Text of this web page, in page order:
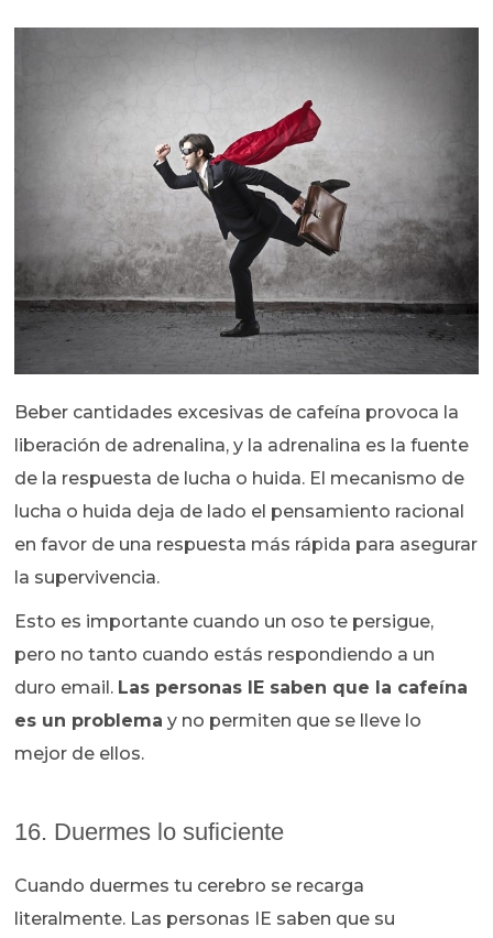
Beber cantidades excesivas de cafeína provoca la
liberación de adrenalina, y la adrenalina es la fuente
de la respuesta de lucha o huida. El mecanismo de
lucha o huida deja de lado el pensamiento racional
en favor de una respuesta más rápida para asegurar
la supervivencia.
Esto es importante cuando un oso te persigue,
pero no tanto cuando estás respondiendo a un
duro email. Las personas IE saben que la cafeína
es un problema y no permiten que se lleve lo
mejor de ellos.
16. Duermes lo suficiente
Cuando duermes tu cerebro se recarga
literalmente. Las personas IE saben que su